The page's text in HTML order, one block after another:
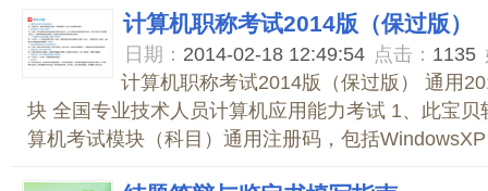
计算机职称考试2014版（保过版）
日期： 2014-02-18 12:49:54 点击： 1135
计算机职称考试2014版（保过版） 通用
块 全国专业技术人员计算机应用能力考试 1、此宝
算机考试模块（科目）通用注册码，包括